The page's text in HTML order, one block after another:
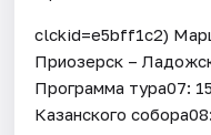
clckid=e5bff1c2)
Приозерск –
Программа тура07:
Казанского